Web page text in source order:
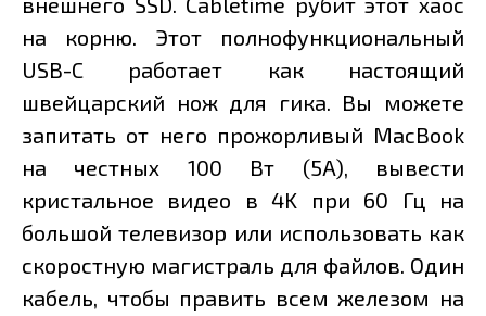
на корню. Этот полнофункциональный
USB-C работает как настоящий
швейцарский нож для гика. Вы можете
запитать от него прожорливый MacBook
на честных 100 Вт (5А), вывести
кристальное видео в 4K при 60 Гц на
большой телевизор или использовать как
скоростную магистраль для файлов. Один
кабель, чтобы править всем железом на